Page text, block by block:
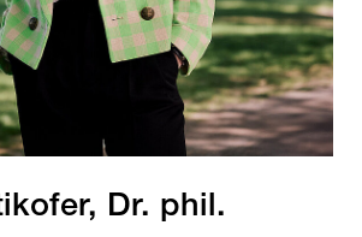
Dr. phil.